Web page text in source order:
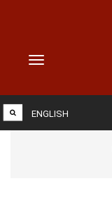
Toggle
ENGLISH